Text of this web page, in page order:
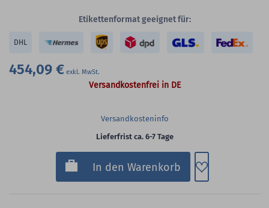
Etikettenformat geeignet für:
DHL
454,09 €
Versandkostenfrei in DE
Versandkosteninfo
Lieferfrist ca. 6-7 Tage
In den Warenkorb Zum